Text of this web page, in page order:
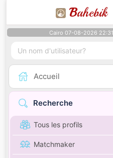
Bahebik
Cairo 07-08-2026 22:31
Accueil
Recherche
Tous les profils
Matchmaker